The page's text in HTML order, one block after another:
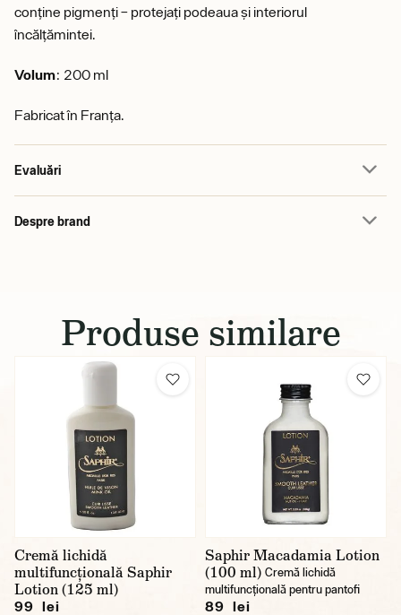
conține pigmenți – protejați podeaua și interiorul
încălțămintei.
Volum: 200 ml
Fabricat în Franța.
Evaluări
Despre brand
Produse similare
Cremă lichidă
multifuncțională Saphir
Lotion (125 ml)
99 lei
Saphir Macadamia Lotion
(100 ml) Cremă lichidă
multifuncțională pentru pantofi
89 lei